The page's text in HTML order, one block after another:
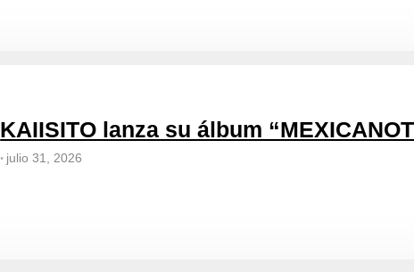
KAIISITO lanza su álbum
• julio 31, 2026